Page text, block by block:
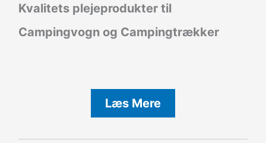
Kvalitets plejeprodukter til
Campingvogn og Campingtrækker
Læs Mere